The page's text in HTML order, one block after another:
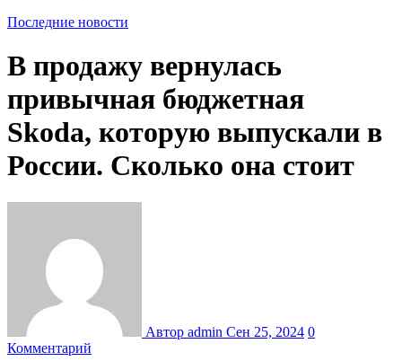
Последние новости
В продажу вернулась
привычная бюджетная
Skoda, которую выпускали в
России. Сколько она стоит
Автор admin Сен 25, 2024 0
Комментарий